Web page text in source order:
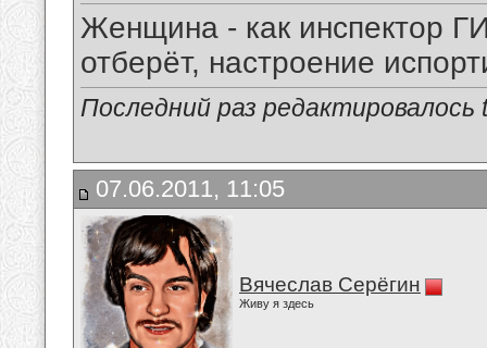
Женщина - как инспектор
отберёт, настроение
Последний раз редактировалось
07.06.2011, 11:05
Вячеслав Серёгин
Живу я здесь